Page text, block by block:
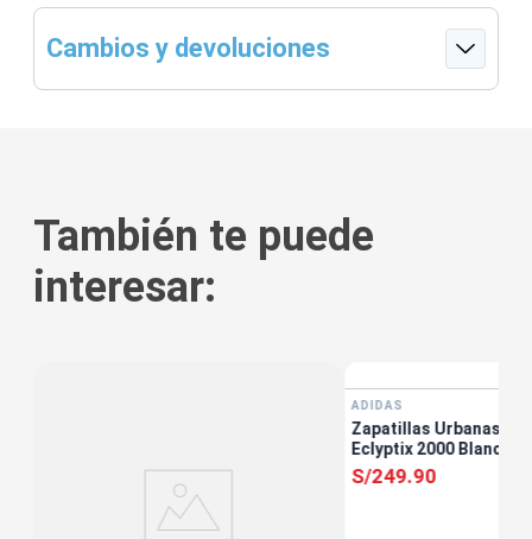
Cambios y devoluciones
También te puede
interesar:
ADIDAS
Zapatillas Urbanas
Eclyptix 2000 Blanco
S/249.90